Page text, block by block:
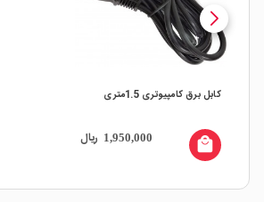
کابل برق کامپیوتری 1.5متری
1,950,000 ریال local_mall